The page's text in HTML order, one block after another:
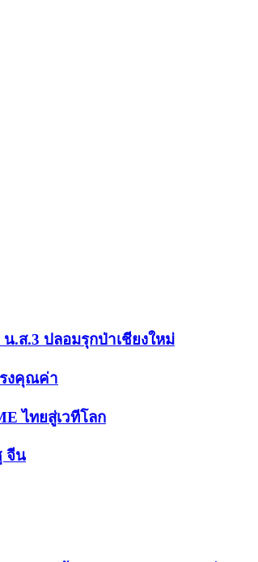
.ส.3 ปลอมรุกป่าเชียงใหม่
งคุณค่า
ไทยสู่เวทีโลก
จีน